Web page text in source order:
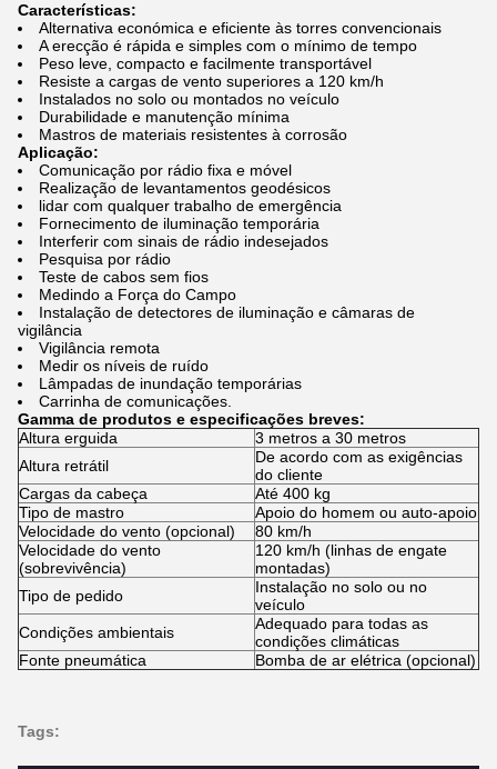
Características:
Alternativa económica e eficiente às torres convencionais
A erecção é rápida e simples com o mínimo de tempo
Peso leve, compacto e facilmente transportável
Resiste a cargas de vento superiores a 120 km/h
Instalados no solo ou montados no veículo
Durabilidade e manutenção mínima
Mastros de materiais resistentes à corrosão
Aplicação:
Comunicação por rádio fixa e móvel
Realização de levantamentos geodésicos
lidar com qualquer trabalho de emergência
Fornecimento de iluminação temporária
Interferir com sinais de rádio indesejados
Pesquisa por rádio
Teste de cabos sem fios
Medindo a Força do Campo
Instalação de detectores de iluminação e câmaras de
vigilância
Vigilância remota
Medir os níveis de ruído
Lâmpadas de inundação temporárias
Carrinha de comunicações.
Gamma de produtos e especificações breves:
Altura erguida
3 metros a 30 metros
Altura retrátil
De acordo com as exigências
do cliente
Cargas da cabeça
Até 400 kg
Tipo de mastro
Apoio do homem ou auto-apoio
Velocidade do vento (opcional)
80 km/h
Velocidade do vento
(sobrevivência)
120 km/h (linhas de engate
montadas)
Tipo de pedido
Instalação no solo ou no
veículo
Condições ambientais
Adequado para todas as
condições climáticas
Fonte pneumática
Bomba de ar elétrica (opcional)
Tags: